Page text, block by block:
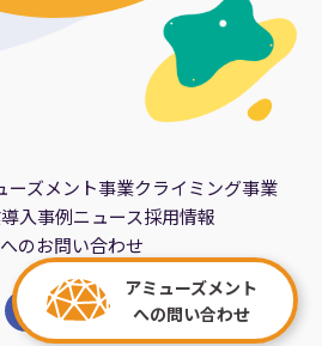
アミューズメント
への問い合わせ
ーズメント事業クライミング事業
導入事例ニュース採用情報
のお問い合わせ